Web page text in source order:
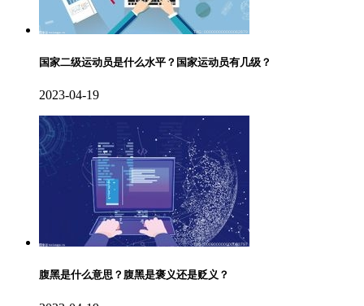
国家二级运动员是什么水平？国家运动员有几级？
2023-04-19
腹黑是什么意思？腹黑是褒义还是贬义？